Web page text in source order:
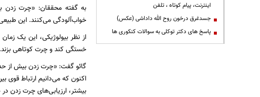
به گفته محققان: «چرت زدن
خواب‌آلودگی می‌کنند. این
از نظر بیولوژیکی، این یک
خستگی کند و چرت کوتاهی بزند.
گائو گفت: «چرت زدن بیش از حد
اکنون که می‌دانیم ارتباط قوی
بیشتر، ارزیابی‌های چرت زدن در
اینترنت، پیام کوتاه ، تلفن
جسدغرق درخون روح الله داداشی (عکس)
پاسخ های دکتر توکلی به سوالات کنکوری ها